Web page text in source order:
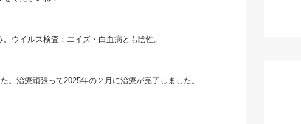
ウイルス検査：エイズ・白血病とも陰性。
治療頑張って2025年の２月に治療が完了しました。